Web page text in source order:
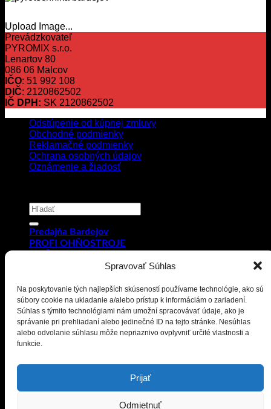
Spravovať Súhlas
Na poskytovanie tých najlepších skúseností používame technológie, ako sú
súbory cookie na ukladanie a/alebo prístup k informáciám o zariadení.
Súhlas s týmito technológiami nám umožní spracovávať údaje, ako je
správanie pri prehliadaní alebo jedinečné ID na tejto stránke. Nesúhlas
alebo odvolanie súhlasu môže nepriaznivo ovplyvniť určité vlastnosti a
funkcie.
Prijať
Odmietnuť
Upload Image...
Prevádzkovateľ
PYROMIX s.r.o.
Lenartov 80
086 06 Malcov
IČO: 51 992 108
DIČ: 2120862502
IČ DPH: SK 2120862502
Odstúpenie od kúpnej zmluvy
Obchodné podmienky
Reklamačné podmienky
Ochrana osobných údajov
Oznámenie a žiadosť
Hľadať:
Predajňa Bardejov
PROFI OHŇOSTROJE
ODPORÚČANÉ OHŇOSTROJE
DETSKÁ-PYROTECHNIKA
FONTÁNY
DOPLNKY
Kontakty
Prihlásenie
Email:
Prihlásenie
Používateľské meno alebo e-mailová adresa